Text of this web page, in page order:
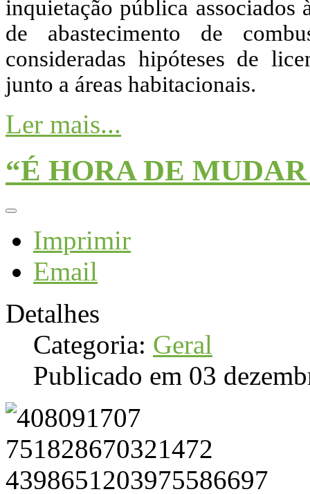
inquietação pública associados
de abastecimento de
consideradas hipóteses de
junto a áreas habitacionais.
Ler mais...
“É HORA DE
Imprimir
Email
Detalhes
Categoria: Geral
Publicado em 03